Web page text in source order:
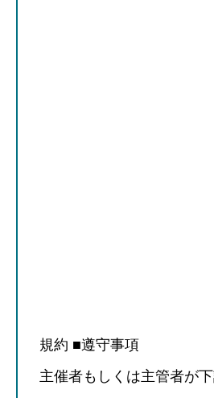
規約 ■遵守事項
主催者もしくは主管者が